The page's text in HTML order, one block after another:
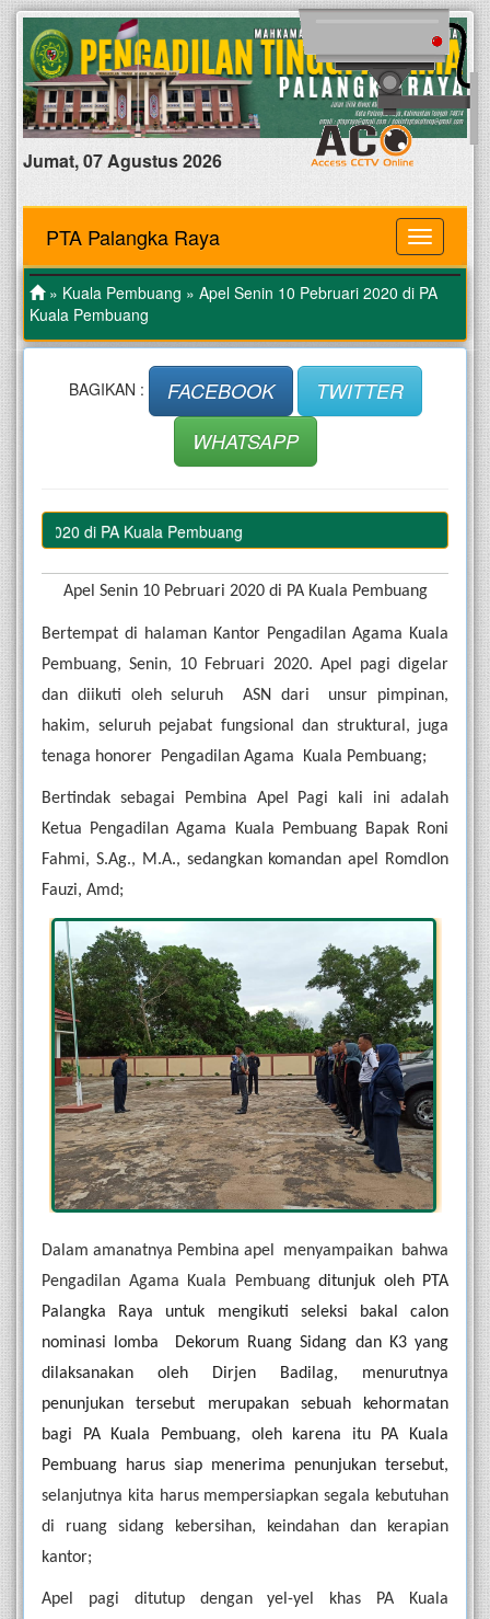
Jumat, 07 Agustus 2026
MENU
PTA Palangka Raya
» Kuala Pembuang » Apel Senin 10 Pebruari 2020 di PA
Kuala Pembuang
BAGIKAN : FACEBOOK
TWITTER
WHATSAPP
2020 di PA Kuala Pembuang
Apel Senin 10 Pebruari 2020 di PA Kuala Pembuang
Bertempat di halaman Kantor Pengadilan Agama Kuala
Pembuang, Senin, 10 Februari 2020. Apel pagi digelar
dan diikuti oleh seluruh  ASN dari  unsur pimpinan,
hakim, seluruh pejabat fungsional dan struktural, juga
tenaga honorer  Pengadilan Agama  Kuala Pembuang;
Bertindak sebagai Pembina Apel Pagi kali ini adalah
Ketua Pengadilan Agama Kuala Pembuang Bapak Roni
Fahmi, S.Ag., M.A., sedangkan komandan apel Romdlon
Fauzi, Amd;
Dalam amanatnya Pembina apel  menyampaikan  bahwa
Pengadilan Agama Kuala Pembuang ditunjuk oleh PTA
Palangka Raya untuk mengikuti seleksi bakal calon
nominasi lomba  Dekorum Ruang Sidang dan K3 yang
dilaksanakan oleh Dirjen Badilag, menurutnya
penunjukan tersebut merupakan sebuah kehormatan
bagi PA Kuala Pembuang, oleh karena itu PA Kuala
selanjutnya kita harus mempersiapkan segala kebutuhan
di ruang sidang kebersihan, keindahan dan kerapian
kantor;
Apel pagi ditutup dengan yel-yel khas PA Kuala